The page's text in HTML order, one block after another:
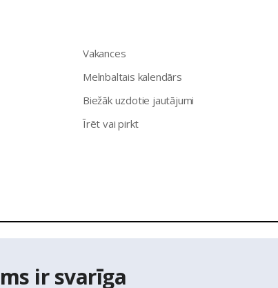
ir svarīga
Vakances
Melnbaltais kalendārs
Biežāk uzdotie jautājumi
Īrēt vai pirkt
aģentūra Latio. Aizliegta informācijas
reģistra Adrešu klasifikatora dati,